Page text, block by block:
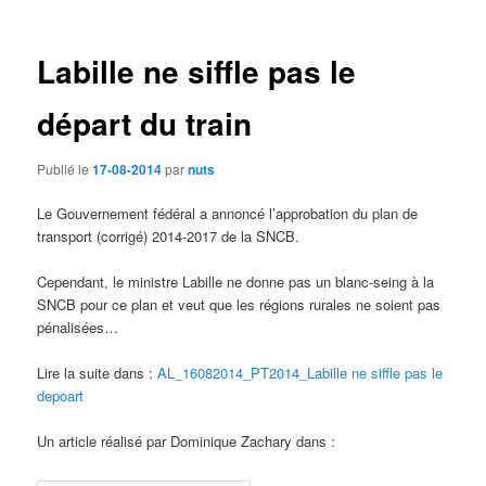
Labille ne siffle pas le
départ du train
Publié le17-08-2014parnuts
Le Gouvernement fédéral a annoncé l’approbation du plan de
transport (corrigé) 2014-2017 de la SNCB.
Cependant, le ministre Labille ne donne pas un blanc-seing à la
SNCB pour ce plan et veut que les régions rurales ne soient pas
pénalisées…
Lire la suite dans :AL_16082014_PT2014_Labille ne siffle pas le
depoart
Un article réalisé par Dominique Zachary dans :